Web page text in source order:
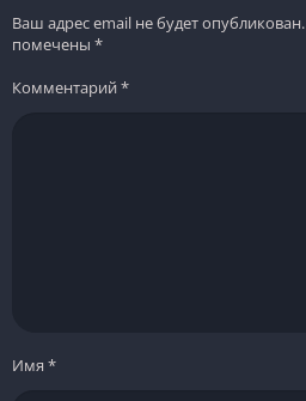
Ваш адрес email не будет опубликован.
помечены *
Комментарий*
Имя *